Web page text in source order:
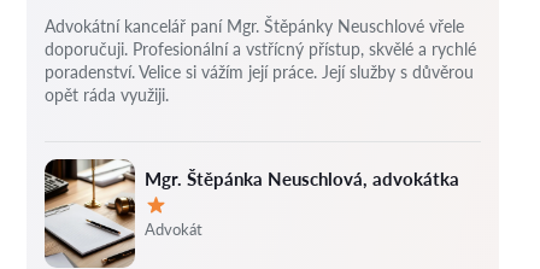
Mgr. Štěpánka Neuschlová, advokátka
Hodnocení:
Advokát
Advokátní kancelář paní Mgr. Štěpánky Neuschlové vřele
doporučuji. Profesionální a vstřícný přístup, skvělé a rychlé
poradenství. Velice si vážím její práce. Její služby s důvěrou
opět ráda využiji.